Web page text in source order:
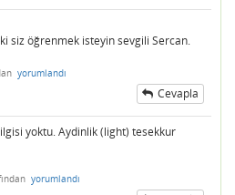
siz öğrenmek isteyin sevgili Sercan.
yorumlandı
Cevapla
yoktu. Aydinlik (light) tesekkur
yorumlandı